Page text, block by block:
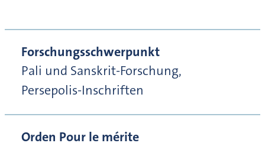
Forschungsschwerpunkt
Pali und Sanskrit-Forschung,
Persepolis-Inschriften
Orden Pour le mérite